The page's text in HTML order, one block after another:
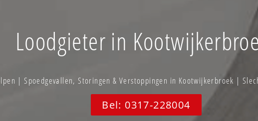
Loodgieter in
| Spoedgevallen, Storingen & Verstoppingen in Kootwijkerbroek |
Bel: 0317-228004